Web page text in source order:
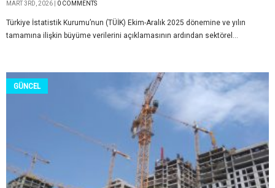
MART 3RD, 2026 | 0 COMMENTS
Türkiye İstatistik Kurumu’nun (TÜİK) Ekim-Aralık 2025 dönemine ve yılın
tamamına ilişkin büyüme verilerini açıklamasının ardından sektörel...
GÜNCEL